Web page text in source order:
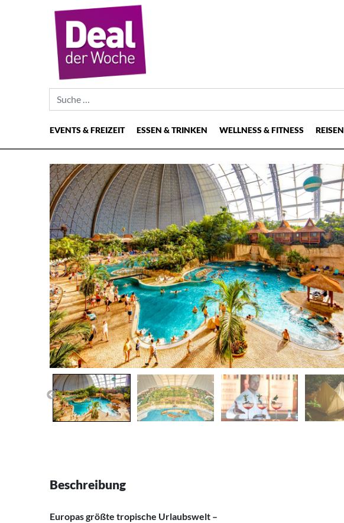
Suche nach:
Hauptnavigation
EVENTS & FREIZEIT ESSEN & TRINKEN WELLNESS & FITNESS REISEN
Beschreibung
Europas größte tropische Urlaubswelt –